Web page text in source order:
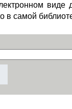
виде
в самой